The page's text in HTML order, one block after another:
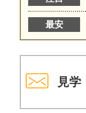
最安
見学